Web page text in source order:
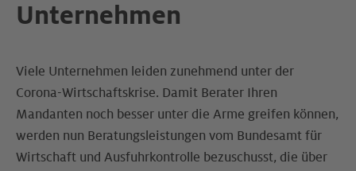
Unternehmen
Viele Unternehmen leiden zunehmend unter der
Corona-Wirtschaftskrise. Damit Berater Ihren
Mandanten noch besser unter die Arme greifen können,
werden nun Beratungsleistungen vom Bundesamt für
Wirtschaft und Ausfuhrkontrolle bezuschusst, die über